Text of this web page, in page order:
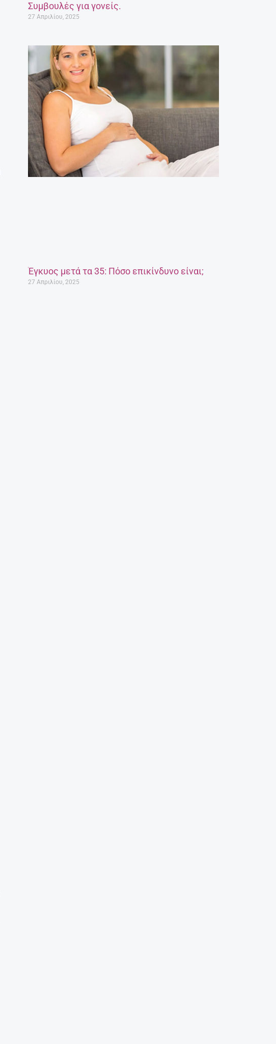
Συμβουλές για γονείς.
27 Απριλίου, 2025
Έγκυος μετά τα 35: Πόσο επικίνδυνο είναι;
27 Απριλίου, 2025